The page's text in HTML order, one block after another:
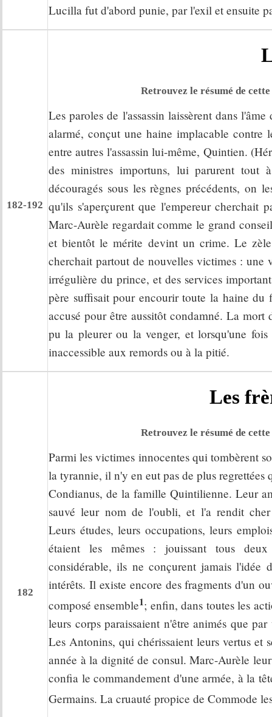
Lucilla fut d'abord punie, par l'exil et ensuite
182-192
Retrouvez le résumé de
Les paroles de l'assassin laissèrent dans
alarmé, conçut une haine implacable contre
entre autres l'assassin lui-même, Quintien.
des ministres importuns, lui parurent tout
découragés sous les règnes précédents, on
qu'ils s'aperçurent que l'empereur cherchait
Marc-Aurèle regardait comme le grand
et bientôt le mérite devint un crime. Le zèle
cherchait partout de nouvelles victimes : une
irrégulière du prince, et des services
père suffisait pour encourir toute la haine
accusé pour être aussitôt condamné. La
pu la pleurer ou la venger, et lorsqu'une
inaccessible aux remords ou à la pitié.
182
Les
Retrouvez le résumé de
Parmi les victimes innocentes qui tombèrent
la tyrannie, il n'y en eut pas de plus regrettées
Condianus, de la famille Quintilienne. Leur
sauvé leur nom de l'oubli, et l'a rendit
Leurs études, leurs occupations, leurs
étaient les mêmes : jouissant tous
considérable, ils ne conçurent jamais l'idée
intérêts. Il existe encore des fragments d'un
composé ensemble1; enfin, dans toutes les
leurs corps paraissaient n'être animés que
Les Antonins, qui chérissaient leurs vertus et
année à la dignité de consul. Marc-Aurèle
confia le commandement d'une armée, à la
Germains. La cruauté propice de Commode